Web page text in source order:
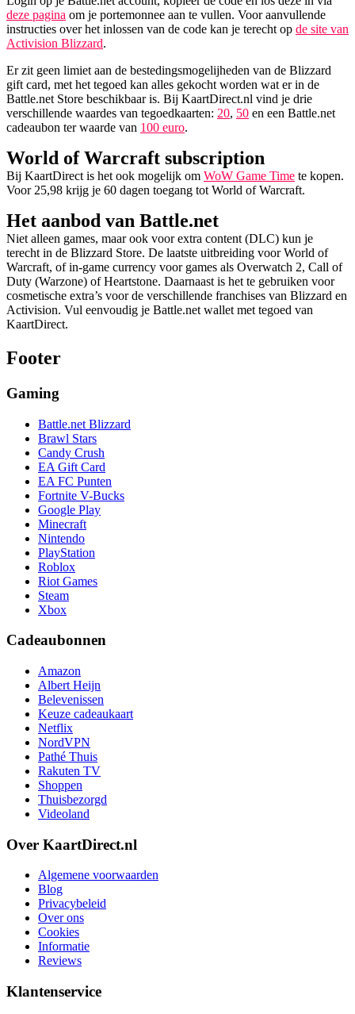
deze pagina om je portemonnee aan te vullen. Voor aanvullende
instructies over het inlossen van de code kan je terecht op de site van
Activision Blizzard.
Er zit geen limiet aan de bestedingsmogelijheden van de Blizzard
gift card, met het tegoed kan alles gekocht worden wat er in de
Battle.net Store beschikbaar is. Bij KaartDirect.nl vind je drie
verschillende waardes van tegoedkaarten: 20, 50 en een Battle.net
cadeaubon ter waarde van 100 euro.
World of Warcraft subscription
Bij KaartDirect is het ook mogelijk om WoW Game Time te kopen.
Voor 25,98 krijg je 60 dagen toegang tot World of Warcraft.
Het aanbod van Battle.net
Niet alleen games, maar ook voor extra content (DLC) kun je
terecht in de Blizzard Store. De laatste uitbreiding voor World of
Warcraft, of in-game currency voor games als Overwatch 2, Call of
Duty (Warzone) of Heartstone. Daarnaast is het te gebruiken voor
cosmetische extra’s voor de verschillende franchises van Blizzard en
Activision. Vul eenvoudig je Battle.net wallet met tegoed van
KaartDirect.
Footer
Gaming
Battle.net Blizzard
Brawl Stars
Candy Crush
EA Gift Card
EA FC Punten
Fortnite V-Bucks
Google Play
Minecraft
Nintendo
PlayStation
Roblox
Riot Games
Steam
Xbox
Cadeaubonnen
Amazon
Albert Heijn
Belevenissen
Keuze cadeaukaart
Netflix
NordVPN
Pathé Thuis
Rakuten TV
Shoppen
Thuisbezorgd
Videoland
Over KaartDirect.nl
Algemene voorwaarden
Blog
Privacybeleid
Over ons
Cookies
Informatie
Reviews
Klantenservice